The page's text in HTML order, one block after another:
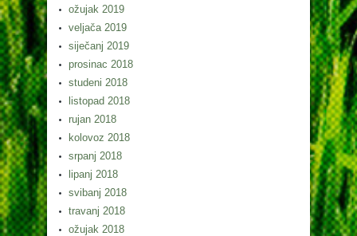
ožujak 2019
veljača 2019
siječanj 2019
prosinac 2018
studeni 2018
listopad 2018
rujan 2018
kolovoz 2018
srpanj 2018
lipanj 2018
svibanj 2018
travanj 2018
ožujak 2018